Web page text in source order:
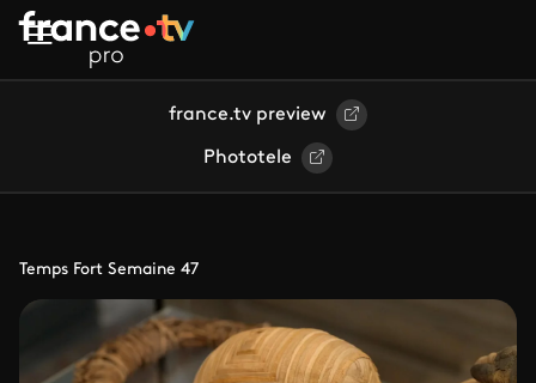
Aller au contenu principal
france.tv preview
Phototele
Temps Fort Semaine 47